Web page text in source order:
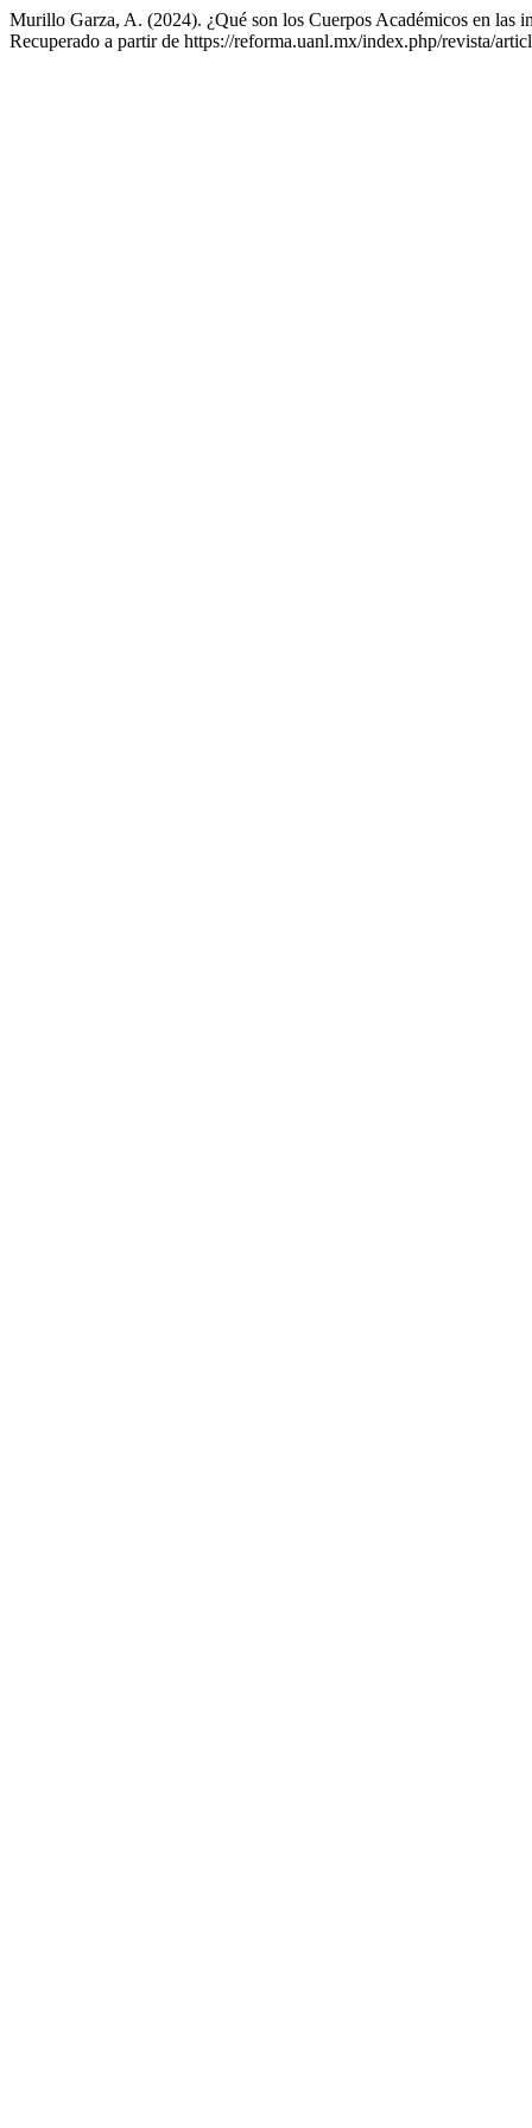
Murillo Garza, A. (2024). ¿Qué son los Cuerpos Académicos en las
Recuperado a partir de https://reforma.uanl.mx/index.php/revista/